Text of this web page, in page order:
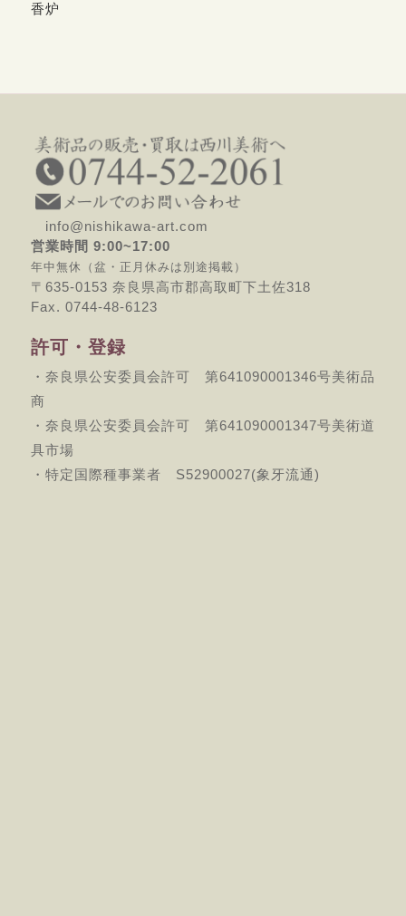
香炉
info@nishikawa-art.com
営業時間 9:00~17:00
年中無休（盆・正月休みは別途掲載）
〒635-0153 奈良県高市郡高取町下土佐318
Fax. 0744-48-6123
許可・登録
・奈良県公安委員会許可 第641090001346号美術品
商
・奈良県公安委員会許可 第641090001347号美術道
具市場
・特定国際種事業者 S52900027(象牙流通)